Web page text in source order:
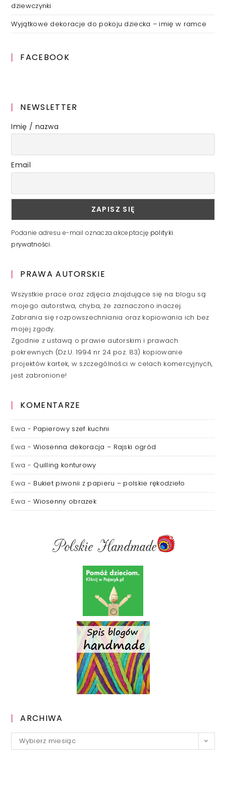
dziewczynki
Wyjątkowe dekoracje do pokoju dziecka – imię w ramce
FACEBOOK
NEWSLETTER
Imię / nazwa
Email
Podanie adresu e-mail oznacza akceptację polityki
prywatności.
PRAWA AUTORSKIE
Wszystkie prace oraz zdjęcia znajdujące się na blogu są
mojego autorstwa, chyba, że zaznaczono inaczej.
Zabrania się rozpowszechniania oraz kopiowania ich bez
mojej zgody.
Zgodnie z ustawą o prawie autorskim i prawach
pokrewnych (Dz.U. 1994 nr 24 poz. 83) kopiowanie
projektów kartek, w szczególności w celach komercyjnych,
jest zabronione!
KOMENTARZE
Ewa - Papierowy szef kuchni
Ewa -Wiosenna dekoracja – Rajski ogród
Ewa - Quilling konturowy
Ewa - Bukiet piwonii z papieru – polskie rękodzieło
Ewa -Wiosenny obrazek
ARCHIWA
Archiwa
Wybierz miesiąc